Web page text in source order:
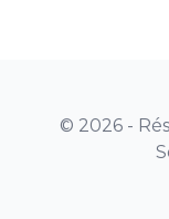
© 2026 -